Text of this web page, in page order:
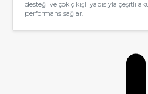
desteği ve çok çıkışlı yapısıyla çeşitli
performans sağlar.